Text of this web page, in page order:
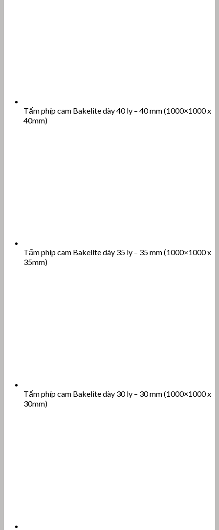
Tấm phíp cam Bakelite dày 40 ly – 40 mm (1000×1000 x
40mm)
Tấm phíp cam Bakelite dày 35 ly – 35 mm (1000×1000 x
35mm)
Tấm phíp cam Bakelite dày 30 ly – 30 mm (1000×1000 x
30mm)